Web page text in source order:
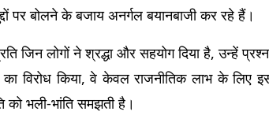
पर बोलने के बजाय अनर्गल बयानबाजी कर रहे हैं।
जिन लोगों ने श्रद्धा और सहयोग दिया है, उन्हें
का विरोध किया, वे केवल राजनीतिक लाभ के लिए
को भली-भांति समझती है।